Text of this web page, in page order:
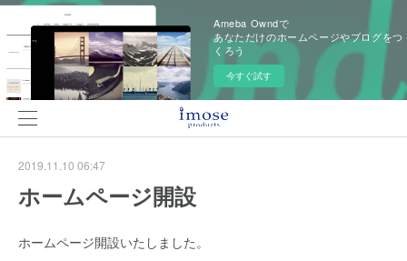
Ameba Owndで
あなただけのホームページやブログをつ
くろう
今すぐ試す
2019.11.10 06:47
ホームページ開設
ホームページ開設いたしました。